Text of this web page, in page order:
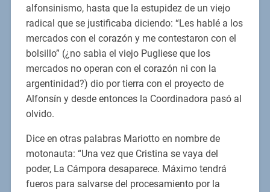
alfonsinismo, hasta que la estupidez de un viejo
radical que se justificaba diciendo: “Les hablé a los
mercados con el corazón y me contestaron con el
bolsillo” (¿no sabìa el viejo Pugliese que los
mercados no operan con el corazón ni con la
argentinidad?) dio por tierra con el proyecto de
Alfonsín y desde entonces la Coordinadora pasó al
olvido.
Dice en otras palabras Mariotto en nombre de
motonauta: “Una vez que Cristina se vaya del
poder, La Cámpora desaparece. Máximo tendrá
fueros para salvarse del procesamiento por la